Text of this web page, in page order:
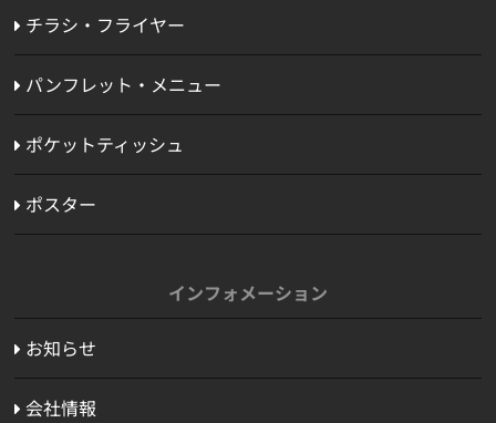
チラシ・フライヤー
パンフレット・メニュー
ポケットティッシュ
ポスター
インフォメーション
お知らせ
会社情報